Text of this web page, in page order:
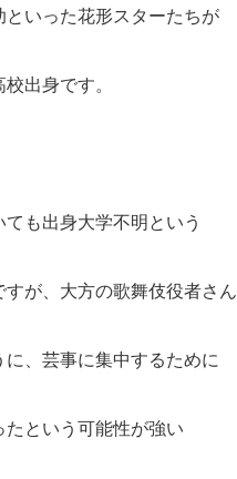
といった花形スターたちが
出身です。
ても出身大学不明という
すが、大方の歌舞伎役者さん
に、芸事に集中するために
たという可能性が強い